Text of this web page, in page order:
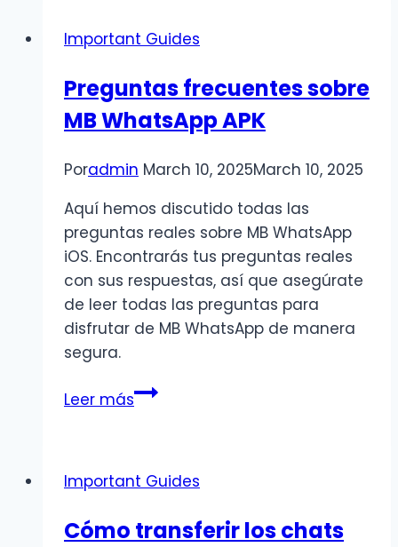
MB
APK
Important Guides
Preguntas frecuentes sobre
MB WhatsApp APK
Poradmin March 10, 2025March 10, 2025
Aquí hemos discutido todas las
preguntas reales sobre MB WhatsApp
iOS. Encontrarás tus preguntas reales
con sus respuestas, así que asegúrate
de leer todas las preguntas para
disfrutar de MB WhatsApp de manera
segura.
Leer másPreguntas
WhatsApp
Important Guides
Cómo transferir los chats